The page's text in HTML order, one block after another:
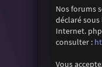
Nos forums
déclaré sous
Internet.
consulter :
Vous